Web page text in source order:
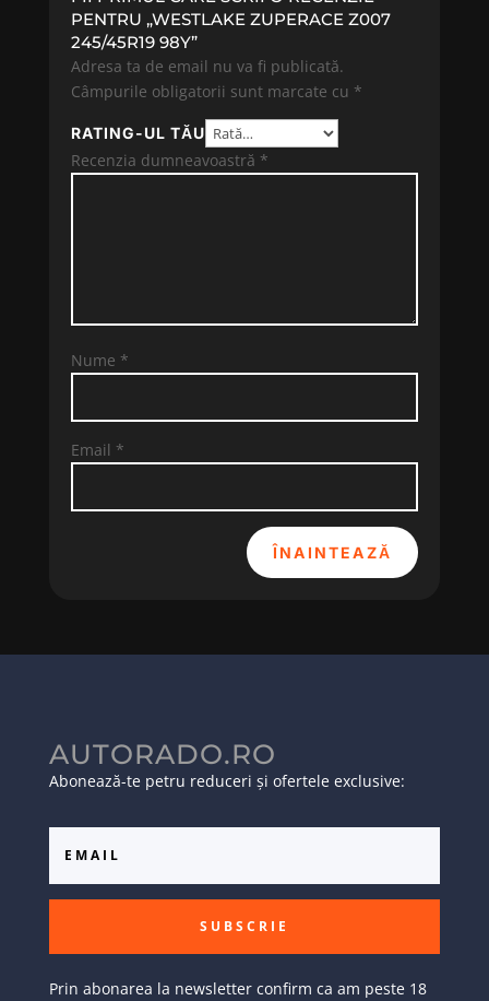
PENTRU „WESTLAKE ZUPERACE Z007
245/45R19 98Y”
Adresa ta de email nu va fi publicată.
Câmpurile obligatorii sunt marcate cu *
RATING-UL TĂU
Recenzia dumneavoastră *
Nume *
Email *
ÎNAINTEAZĂ
AUTORADO.RO
Abonează-te petru reduceri și ofertele exclusive:
SUBSCRIE
Prin abonarea la newsletter confirm ca am peste 18